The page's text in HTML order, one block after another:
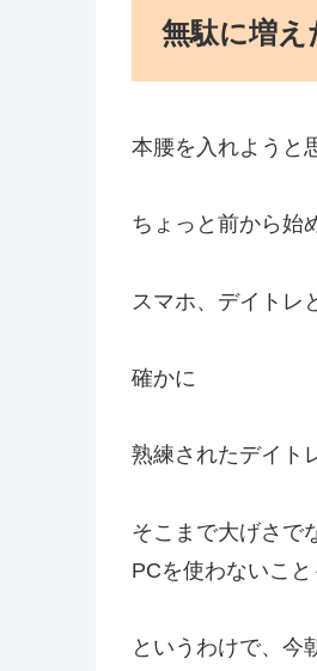
無駄に増え
本腰を入れようと
ちょっと前から始
スマホ、デイトレ
確かに
熟練されたデイト
そこまで大げさで
PCを使わないこと
というわけで、今